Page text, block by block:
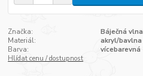
Značka:
Báječná vlna
Materiál:
akryl/bavlna
Barva:
vícebarevná
Hlídat cenu / dostupnost